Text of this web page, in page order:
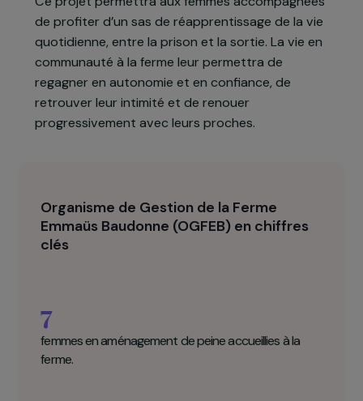
global qui comprendra à la fois des ateliers
collectifs pour favoriser la reprise d’activité et un
accompagnement individualisé en fonction de
leurs besoins : démarches administratives, accès
aux droits, mobilité ou recherche de logement.
Ce projet permettra aux femmes accompagnées
regagner en autonomie et en confiance, de
retrouver leur intimité et de renouer
Organisme de Gestion de la Ferme